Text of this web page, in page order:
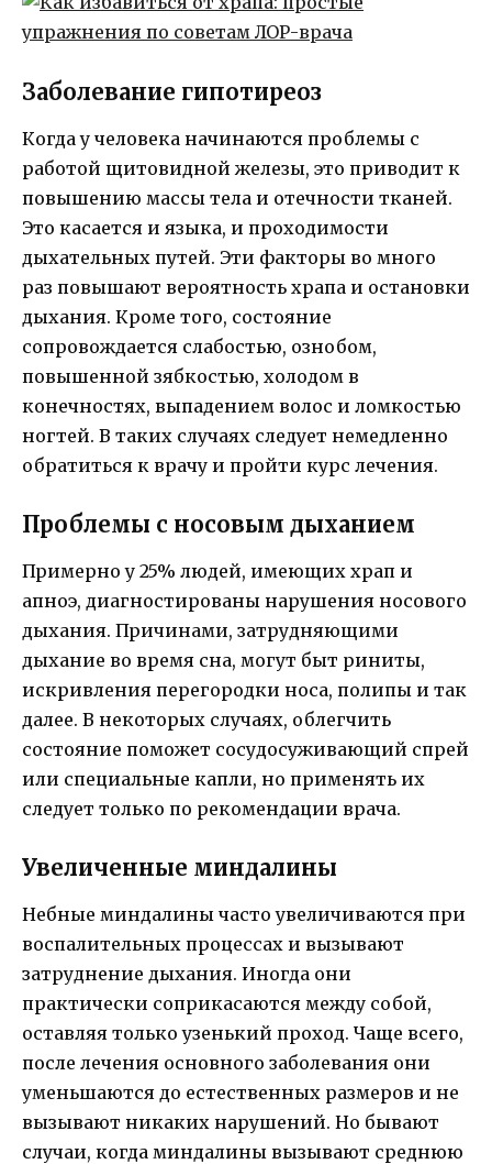
Заболевание гипотиреоз
Когда у человека начинаются проблемы с
работой щитовидной железы, это приводит к
повышению массы тела и отечности тканей.
Это касается и языка, и проходимости
дыхательных путей. Эти факторы во много
раз повышают вероятность храпа и остановки
дыхания. Кроме того, состояние
сопровождается слабостью, ознобом,
повышенной зябкостью, холодом в
конечностях, выпадением волос и ломкостью
ногтей. В таких случаях следует немедленно
обратиться к врачу и пройти курс лечения.
Проблемы с носовым дыханием
Примерно у 25% людей, имеющих храп и
апноэ, диагностированы нарушения носового
дыхания. Причинами, затрудняющими
дыхание во время сна, могут быт риниты,
искривления перегородки носа, полипы и так
далее. В некоторых случаях, облегчить
состояние поможет сосудосуживающий спрей
или специальные капли, но применять их
следует только по рекомендации врача.
Увеличенные миндалины
Небные миндалины часто увеличиваются при
воспалительных процессах и вызывают
затруднение дыхания. Иногда они
практически соприкасаются между собой,
оставляя только узенький проход. Чаще всего,
после лечения основного заболевания они
уменьшаются до естественных размеров и не
вызывают никаких нарушений. Но бывают
случаи, когда миндалины вызывают среднюю